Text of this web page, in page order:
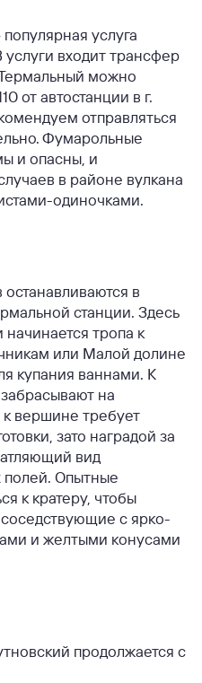
услуга
входит трансфер
можно
от автостанции в г.
отправляться
Фумарольные
и опасны, и
в районе вулкана
одиночками.
в
станции. Здесь
начинается тропа к
или Малой долине
купания ваннами. К
на
вершине требует
зато наградой за
вид
Опытные
к кратеру, чтобы
с ярко-
и желтыми конусами
продолжается с